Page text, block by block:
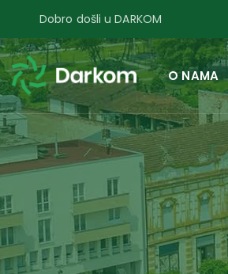
Dobro došli u DARKOM
O NAMA